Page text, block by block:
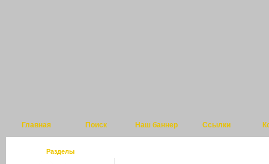
Главная Поиск Наш баннер Ссылки
Разделы